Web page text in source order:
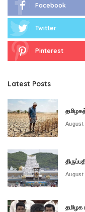
Facebook
Twitter
Pinterest
Latest Posts
August
August